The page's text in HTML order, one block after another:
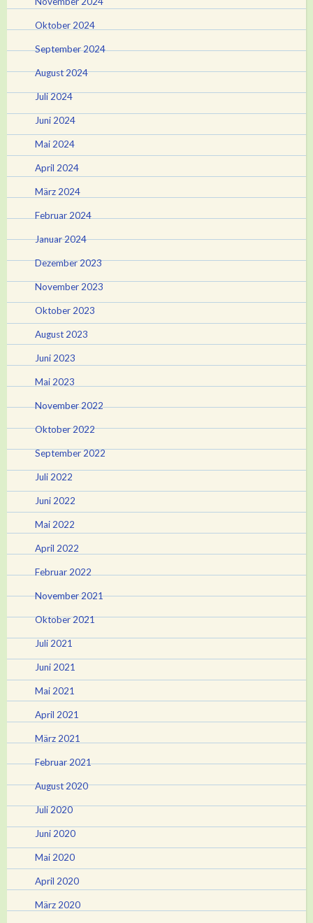
Oktober 2024
September 2024
August 2024
Juli 2024
Juni 2024
Mai 2024
April 2024
März 2024
Februar 2024
Januar 2024
Dezember 2023
November 2023
Oktober 2023
August 2023
Juni 2023
Mai 2023
November 2022
Oktober 2022
September 2022
Juli 2022
Juni 2022
Mai 2022
April 2022
Februar 2022
November 2021
Oktober 2021
Juli 2021
Juni 2021
Mai 2021
April 2021
März 2021
Februar 2021
August 2020
Juli 2020
Juni 2020
Mai 2020
April 2020
März 2020